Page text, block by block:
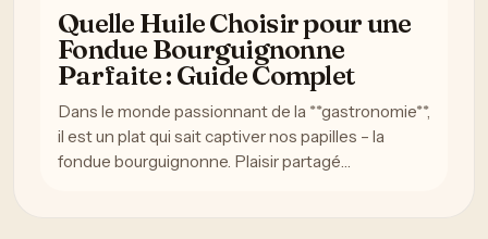
Quelle Huile Choisir pour une
Fondue Bourguignonne
Parfaite : Guide Complet
Dans le monde passionnant de la **gastronomie**,
il est un plat qui sait captiver nos papilles – la
fondue bourguignonne. Plaisir partagé…